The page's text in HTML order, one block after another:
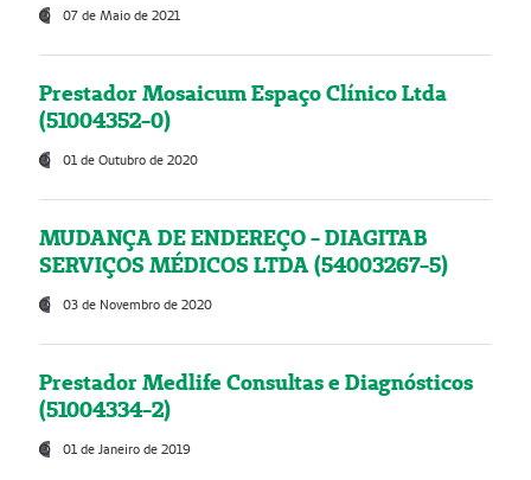
07 de Maio de 2021
Prestador Mosaicum Espaço Clínico Ltda
(51004352-0)
01 de Outubro de 2020
MUDANÇA DE ENDEREÇO - DIAGITAB
SERVIÇOS MÉDICOS LTDA (54003267-5)
03 de Novembro de 2020
Prestador Medlife Consultas e Diagnósticos
(51004334-2)
01 de Janeiro de 2019